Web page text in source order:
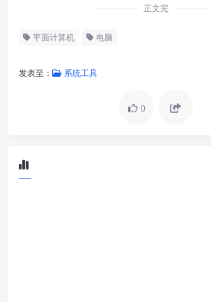
正文完
平面计算机 电脑
发表至： 系统工具
0